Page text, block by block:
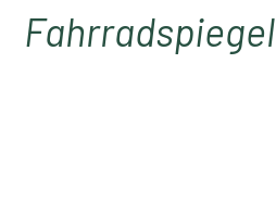
Fahrradspiegel